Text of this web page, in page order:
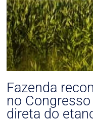
Fazenda
no
direta do